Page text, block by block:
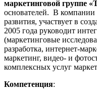
маркетинговой группе
основателей. В компании
развития, участвует в
2005 года руководит
(маркетинговые
разработка, интернет-
маркетинг, видео- и
комплексных услуг
Компетенция: